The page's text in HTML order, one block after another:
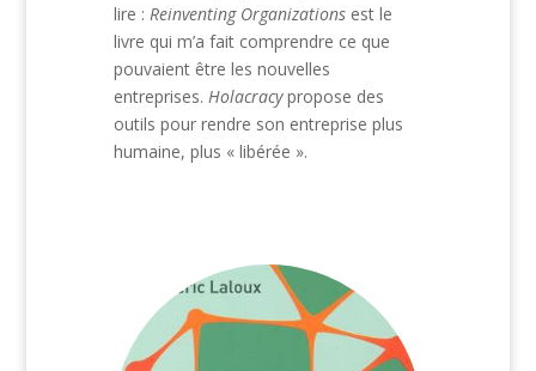
lire : Reinventing Organizationsest le
livre qui m’a fait comprendre ce que
pouvaient être les nouvelles
entreprises. Holacracypropose des
outils pour rendre son entreprise plus
humaine, plus « libérée ».